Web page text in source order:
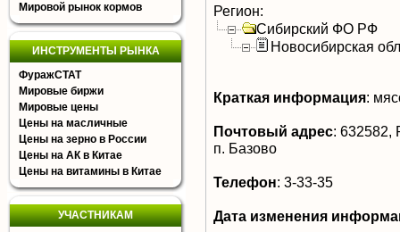
Мировой рынок кормов
ИНСТРУМЕНТЫ РЫНКА
ФуражСТАТ
Мировые биржи
Мировые цены
Цены на масличные
Цены на зерно в России
Цены на АК в Китае
Цены на витамины в Китае
УЧАСТНИКАМ
Регион:
Сибирский ФО РФ
Новосибирская
Краткая информация:
Почтовый адрес: 632582,
п. Базово
Телефон: 3-33-35
Дата изменения